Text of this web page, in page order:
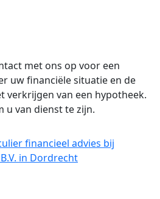
met ons op voor een
uw financiële situatie en de
verkrijgen van een hypotheek.
u van dienst te zijn.
financieel advies bij
in Dordrecht